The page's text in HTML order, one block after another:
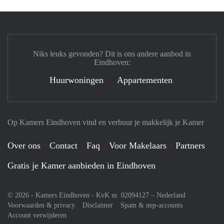
Op Kamers Eindhoven vind en verhuur je makkelijk je Kamer
Over ons Contact Faq Voor Makelaars
Partners
Gratis je Kamer aanbieden in Eindhoven
© 2026 - Kamers Eindhoven - KvK nr. 02094127 – Nederland
Voorwaarden & privacy
Disclaimer
Spam & nep-accounts
Account verwijderen
Niks leuks gevonden? Dit is ons andere aanbod in
Eindhoven:
Huurwoningen Appartementen